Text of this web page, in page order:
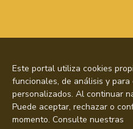
Este portal utiliza cookies
funcionales, de análisis y
personalizados. Al continuar
Puede aceptar, rechazar o
momento. Consulte nuestras